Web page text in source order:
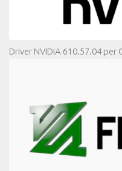
Driver NVIDIA 610.57.04